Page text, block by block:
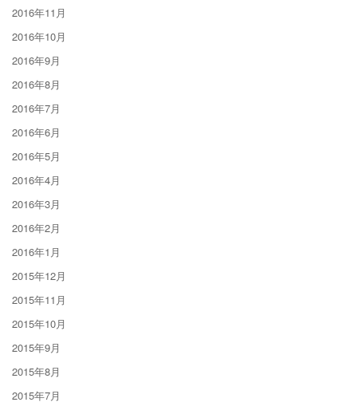
2016年11月
2016年10月
2016年9月
2016年8月
2016年7月
2016年6月
2016年5月
2016年4月
2016年3月
2016年2月
2016年1月
2015年12月
2015年11月
2015年10月
2015年9月
2015年8月
2015年7月